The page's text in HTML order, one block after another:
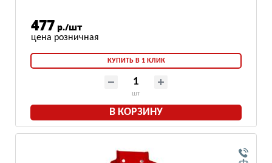
477 р./шт
КУПИТЬ В 1 КЛИК
шт
В КОРЗИНУ